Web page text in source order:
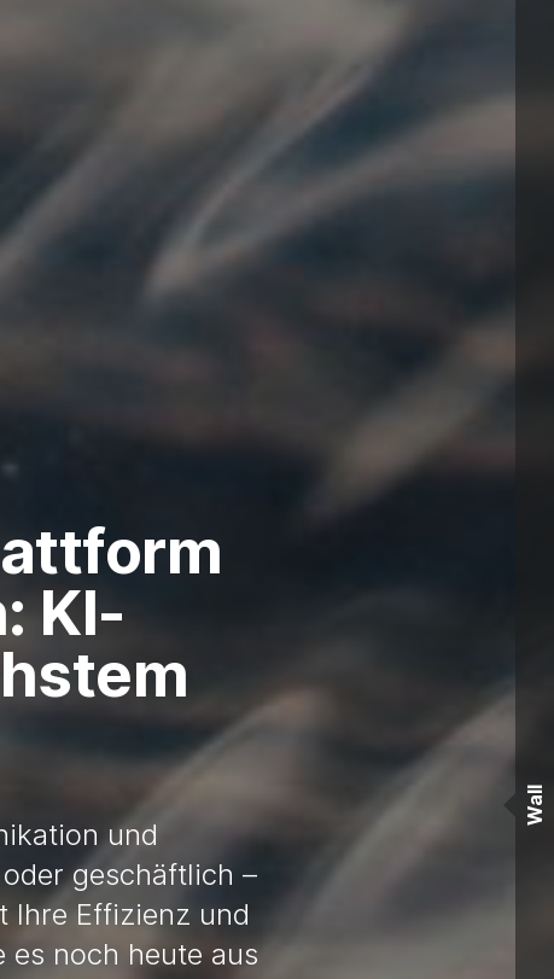
KI-
und
geschäftlich –
Ihre Effizienz und
es noch heute aus
Wall